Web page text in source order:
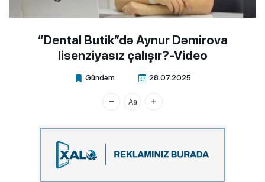
“Dental Butik”də Aynur Dəmirova
lisenziyasız çalışır?-Video
Gündəm 28.07.2025
Xalq.Online